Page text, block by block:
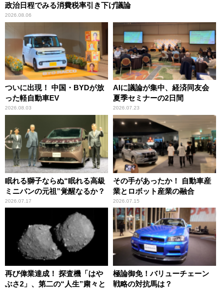
政治日程でみる消費税率引き下げ議論
2026.08.06
ついに出現！ 中国・BYDが放
った軽自動車EV
2026.08.03
AIに議論が集中、経済同友会
夏季セミナーの2日間
2026.07.23
眠れる獅子ならぬ“眠れる高級
ミニバンの元祖”覚醒なるか？
2026.07.17
その手があったか！ 自動車産
業とロボット産業の融合
2026.07.15
再び偉業達成！ 探査機「はや
ぶさ2」、第二の“人生”粛々と
極論御免！バリューチェーン
戦略の対抗馬は？